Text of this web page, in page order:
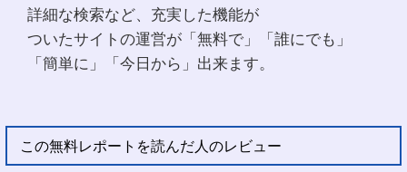
詳細な検索など、充実した機能が
ついたサイトの運営が「無料で」「誰にでも」
「簡単に」「今日から」出来ます。
この無料レポートを読んだ人のレビュー